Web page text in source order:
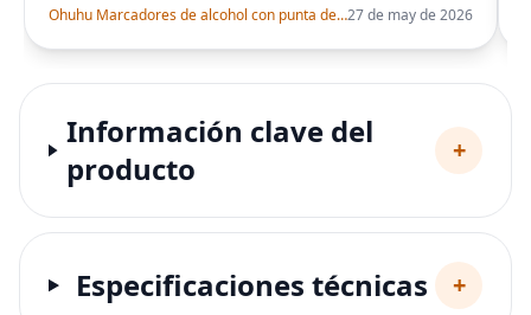
Ohuhu Marcadores de alcohol con punta de pincel – Juego de marcadores artísticos de doble punta con certificación AP para artistas adultos27 de may de 2026
Información clave del
producto
+
Especificaciones técnicas +